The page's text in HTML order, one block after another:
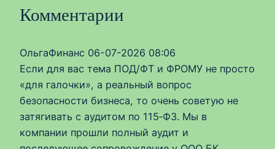
Комментарии
ОльгаФинанс 06-07-2026 08:06
Если для вас тема ПОД/ФТ и ФРОМУ не просто
«для галочки», а реальный вопрос
безопасности бизнеса, то очень советую не
затягивать с аудитом по 115‑ФЗ. Мы в
компании прошли полный аудит и